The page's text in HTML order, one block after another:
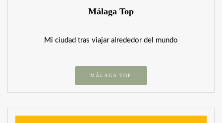
Málaga Top
Mi ciudad tras viajar alrededor del mundo
MÁLAGA TOP